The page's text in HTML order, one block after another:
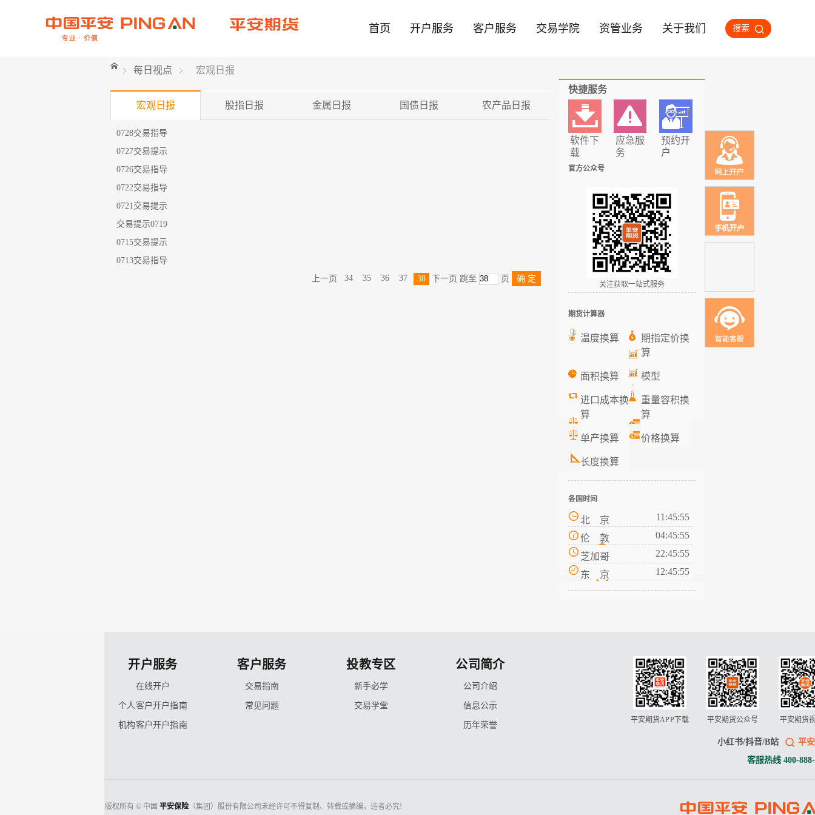
首页 开户服务 客户服务 交易学院 资管业务 关于我们 搜索
每日视点 宏观日报
宏观日报 股指日报 金属日报 国债日报 农产品日报
0728交易指导
0727交易提示
0726交易指导
0722交易指导
0721交易提示
交易提示0719
0715交易提示
0713交易指导
确 定
页
跳至
下一页
38
37
36
35
34
上一页
快捷服务
软件下
载
应急服
务
预约开
户
官方公众号
关注获取一站式服务
期货计算器
温度换算
期指定价换
算
面积换算 模型
进口成本换
算
重量容积换
算
单产换算 价格换算
长度换算
各国时间
北 京 11:45:55
伦 敦 04:45:55
芝加哥 22:45:55
东 京 12:45:55
开户服务
在线开户
个人客户开户指南
机构客户开户指南
客户服务
交易指南
常见问题
投教专区
新手必学
交易学堂
公司简介
公司介绍
信息公示
历年荣誉
平安期货APP下载 平安期货公众号 平安期货
小红书/抖音/B站
平
客服热线 400-
版权所有 © 中国 平安保险 （集团）股份有限公司未经许可不得复制、转载或摘编，违者必究!